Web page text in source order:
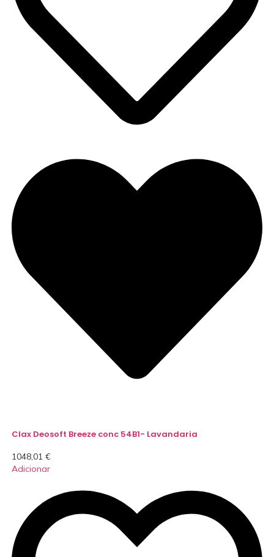
Clax Deosoft Breeze conc 54B1- Lavandaria
1048,01 €
Adicionar